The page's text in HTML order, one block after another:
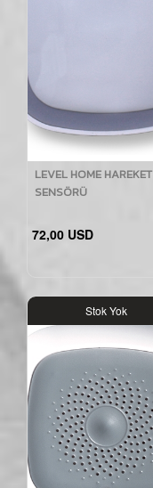
LEVEL HOME HAREKET
SENSÖRÜ
72,00 USD
Stok Yok